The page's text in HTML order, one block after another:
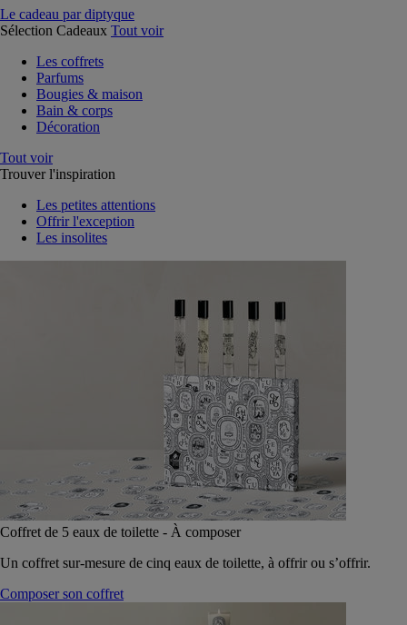
Le cadeau par diptyque
Sélection Cadeaux Tout voir
Les coffrets
Parfums
Bougies & maison
Bain & corps
Décoration
Tout voir
Trouver l'inspiration
Les petites attentions
Offrir l'exception
Les insolites
Coffret de 5 eaux de toilette - À composer
Un coffret sur-mesure de cinq eaux de toilette, à offrir ou s’offrir.
Composer son coffret